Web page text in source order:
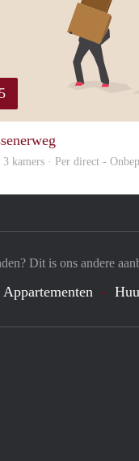
3 kamers · Per direct -
Dit is ons andere
Appartementen